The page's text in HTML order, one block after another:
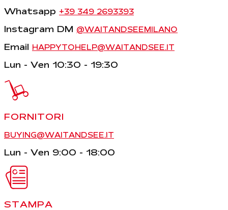
Whatsapp +39 349 2693393
Instagram DM @WAITANDSEEMILANO
Email HAPPYTOHELP@WAITANDSEE.IT
Lun - Ven 10:30 - 19:30
FORNITORI
BUYING@WAITANDSEE.IT
Lun - Ven 9:00 - 18:00
STAMPA